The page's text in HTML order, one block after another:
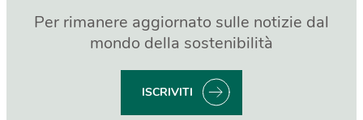
Per rimanere aggiornato sulle notizie dal
mondo della sostenibilità
ISCRIVITI